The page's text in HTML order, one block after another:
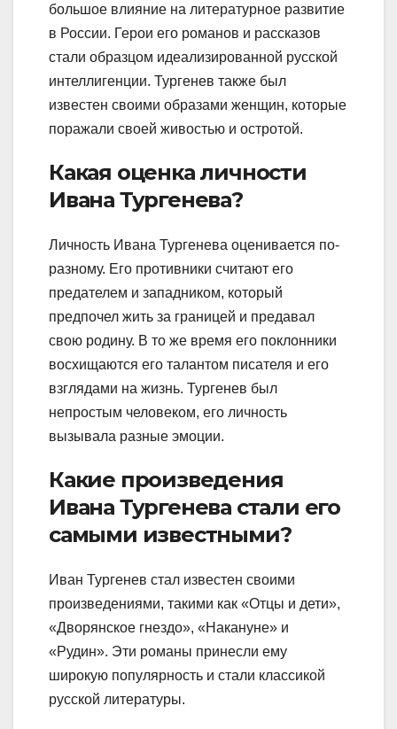
большое влияние на литературное развитие
в России. Герои его романов и рассказов
стали образцом идеализированной русской
интеллигенции. Тургенев также был
известен своими образами женщин, которые
поражали своей живостью и остротой.
Какая оценка личности
Ивана Тургенева?
Личность Ивана Тургенева оценивается по-
разному. Его противники считают его
предателем и западником, который
предпочел жить за границей и предавал
свою родину. В то же время его поклонники
восхищаются его талантом писателя и его
взглядами на жизнь. Тургенев был
непростым человеком, его личность
вызывала разные эмоции.
Какие произведения
Ивана Тургенева стали его
самыми известными?
Иван Тургенев стал известен своими
произведениями, такими как «Отцы и дети»,
«Дворянское гнездо», «Накануне» и
«Рудин». Эти романы принесли ему
широкую популярность и стали классикой
русской литературы.